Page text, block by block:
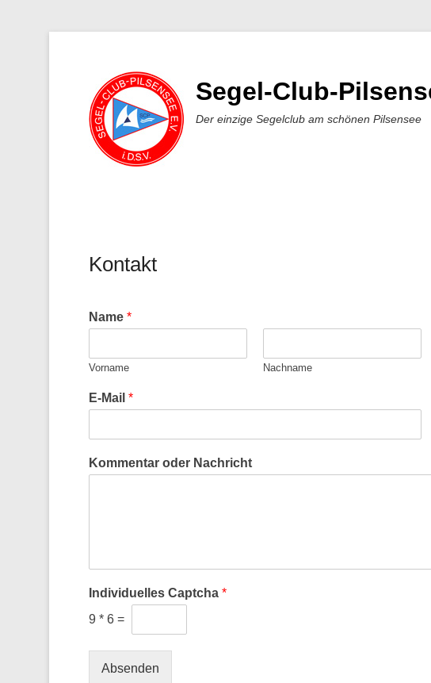
Segel-Club-
Der einzige Segelclub am schönen Pilsensee
Kontakt
Name *
Vorname Nachname
E-Mail *
Kommentar oder Nachricht
Individuelles Captcha *
9 * 6 =
Absenden